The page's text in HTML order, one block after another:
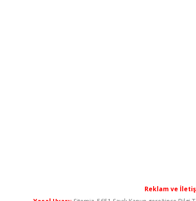
Reklam ve